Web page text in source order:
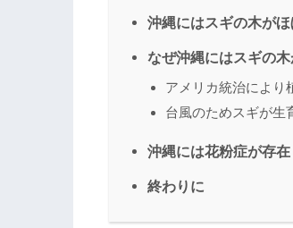
沖縄にはスギの木が
なぜ沖縄にはスギの
アメリカ統治により
台風のためスギが生
沖縄には花粉症が存
終わりに